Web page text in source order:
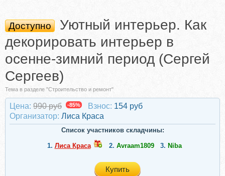
Доступно
Уютный интерьер. Как
декорировать интерьер в
осенне-зимний период (Сергей
Сергеев)
Тема в разделе "Строительство и ремонт"
Цена: 990 руб -85% Взнос: 154 руб
Организатор: Лиса Краса
Список участников складчины:
1. Лиса Краса 2. Avraam1809 3. Niba
Купить